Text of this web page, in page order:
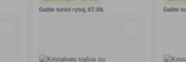
Galite turėti rytoj, 07.08.
Galite